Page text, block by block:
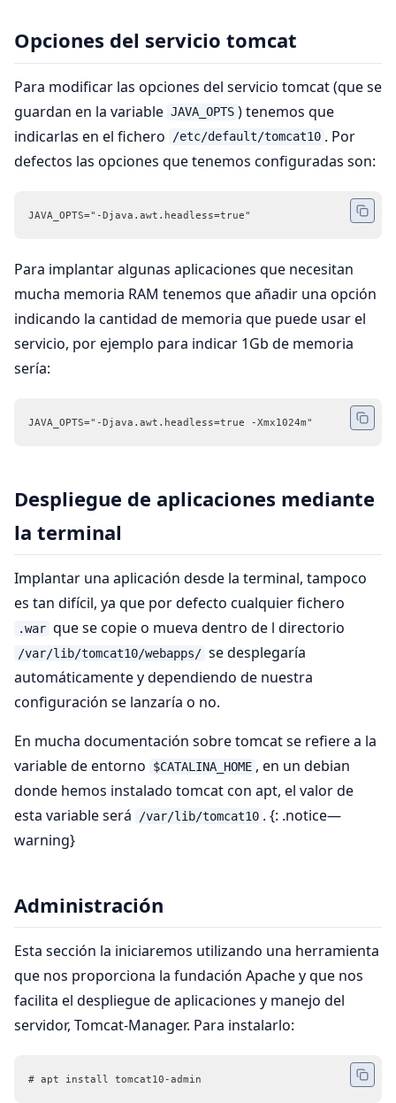
Opciones del servicio tomcat
Para modificar las opciones del servicio tomcat (que se
guardan en la variable JAVA_OPTS ) tenemos que
indicarlas en el fichero
/etc/default/tomcat10 . Por
defectos las opciones que tenemos configuradas son:
JAVA_OPTS="-Djava.awt.headless=true"
Para implantar algunas aplicaciones que necesitan
mucha memoria RAM tenemos que añadir una opción
indicando la cantidad de memoria que puede usar el
servicio, por ejemplo para indicar 1Gb de memoria
sería:
JAVA_OPTS="-Djava.awt.headless=true -Xmx1024m"
Despliegue de aplicaciones mediante
la terminal
Implantar una aplicación desde la terminal, tampoco
es tan difícil, ya que por defecto cualquier fichero
.war que se copie o mueva dentro de l directorio
/var/lib/tomcat10/webapps/ se desplegaría
automáticamente y dependiendo de nuestra
configuración se lanzaría o no.
En mucha documentación sobre tomcat se refiere a la
variable de entorno
$CATALINA_HOME , en un debian
donde hemos instalado tomcat con apt, el valor de
esta variable será
/var/lib/tomcat10 . {: .notice—
warning}
Administración
Esta sección la iniciaremos utilizando una herramienta
que nos proporciona la fundación Apache y que nos
facilita el despliegue de aplicaciones y manejo del
servidor, Tomcat-Manager. Para instalarlo:
# apt install tomcat10-admin